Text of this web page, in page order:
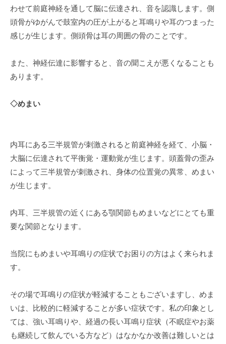
わせて前庭神経を通して脳に伝達され、音を認識します。側
頭骨がゆがんで鼓室内の圧が上がると耳鳴りや耳のつまった
感じが生じます。側頭骨は耳の周囲の骨のことです。
また、神経伝達に影響すると、音の聞こえが悪くなることも
あります。
◇めまい
内耳にある三半規管が刺激されると前庭神経を経て、小脳・
大脳に伝達されて平衡覚・運動覚が生じます。頭蓋骨の歪み
によって三半規管が刺激され、身体の位置覚の異常、めまい
が生じます。
内耳、三半規管の近くにある顎関節もめまいなどにとても重
要な関節となります。
当院にもめまいや耳鳴りの症状でお困りの方はよく来られま
す。
その場で耳鳴りの症状が軽減することもございますし、めま
いは、比較的に軽減することが多い症状です。私の印象とし
ては、強い耳鳴りや、経過の長い耳鳴り症状（不眠症やお薬
も継続して飲んでいる方など）はなかなか改善は難しいとは